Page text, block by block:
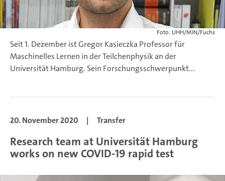
Foto: UHH/MIN/Fuchs
Seit 1. Dezember ist Gregor Kasieczka Professor für
Maschinelles Lernen in der Teilchenphysik an der
Universität Hamburg. Sein Forschungsschwerpunkt...
20. November 2020 | Transfer
Research team at Universität Hamburg
works on new COVID-19 rapid test